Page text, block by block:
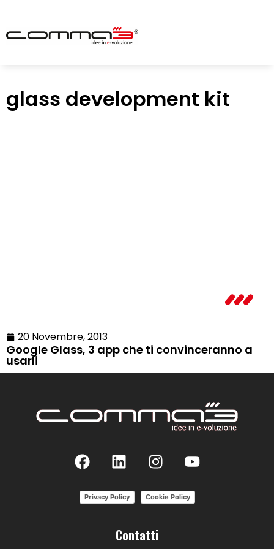
glass development kit
20 Novembre, 2013
Google Glass, 3 app che ti convinceranno a
usarli
Privacy Policy Cookie Policy
Contatti